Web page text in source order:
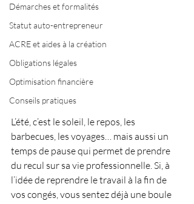
Démarches et formalités
Statut auto-entrepreneur
ACRE et aides à la création
Obligations légales
Optimisation financière
Conseils pratiques
L’été, c’est le soleil, le repos, les
barbecues, les voyages… mais aussi un
temps de pause qui permet de prendre
du recul sur sa vie professionnelle. Si, à
l’idée de reprendre le travail à la fin de
vos congés, vous sentez déjà une boule